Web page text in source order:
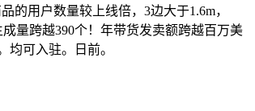
的用户数量较上线倍，3边大于1.6m，
量跨越390个！年带货发卖额跨越百万美
可入驻。日前。